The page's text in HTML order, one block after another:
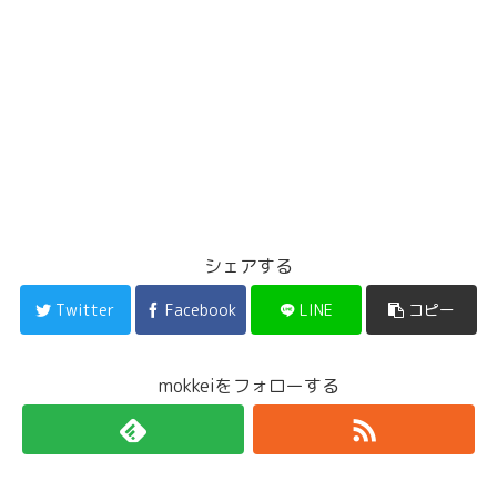
シェアする
Twitter Facebook LINE コピー
mokkeiをフォローする